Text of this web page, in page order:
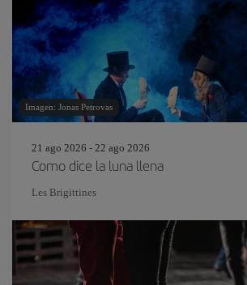
Imagen: Jonas Petrovas
21 ago 2026 - 22 ago 2026
Como dice la luna llena
Les Brigittines